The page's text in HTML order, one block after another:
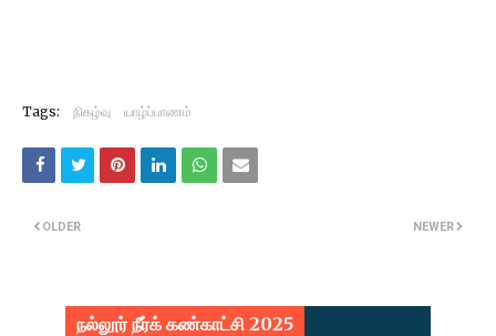
Tags: நிகழ்வு யாழ்ப்பாணம்
NEWER
OLDER
நல்லூர் நீர்க் கண்காட்சி 2025